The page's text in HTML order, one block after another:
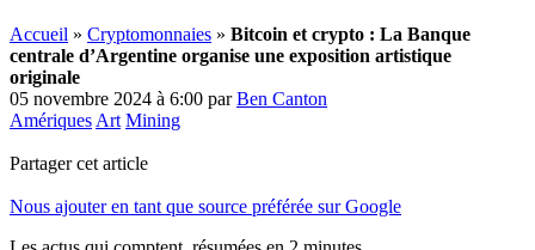
Accueil » Cryptomonnaies » Bitcoin et crypto : La Banque
centrale d’Argentine organise une exposition artistique
originale
05 novembre 2024 à 6:00 parBen Canton
Amériques Art Mining
Partager cet article
Nous ajouter en tant que source préférée sur Google